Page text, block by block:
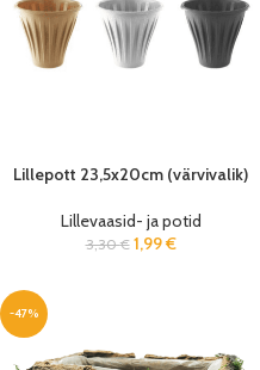
Lillepott 23,5x20cm (värvivalik)
Lillevaasid- ja potid
3,30€ 1,99€
-47%